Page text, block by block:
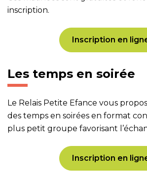
inscription.
Inscription en
Les temps en soirée
Le Relais Petite Efance vous
des temps en soirées en format
plus petit groupe favorisant
Inscription en